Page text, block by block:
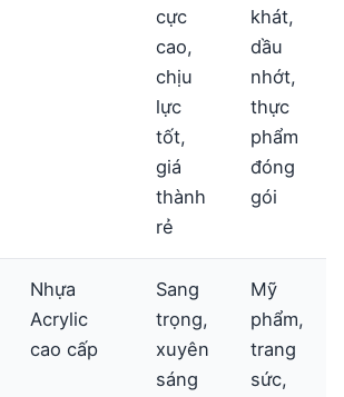
cực
cao,
chịu
lực
tốt,
giá
thành
rẻ
khát,
dầu
nhớt,
thực
phẩm
đóng
gói
Nhựa
Acrylic
cao cấp
Sang
trọng,
xuyên
sáng
Mỹ
phẩm,
trang
sức,